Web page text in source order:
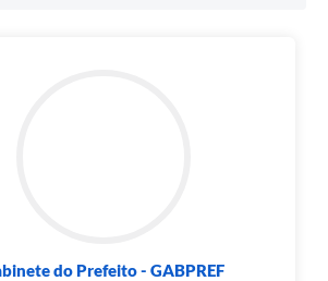
do Prefeito - GABPREF